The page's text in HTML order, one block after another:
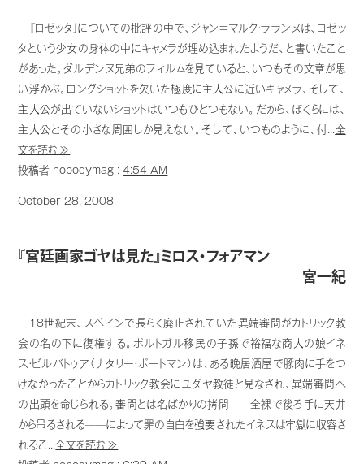
『ロゼッタ』についての批評の中で、ジャン＝マルク・ラランヌは、ロゼッ
タという少女の身体の中にキャメラが埋め込まれたようだ、と書いたこと
があった。ダルデンヌ兄弟のフィルムを見ていると、いつもその文章が思
い浮かぶ。ロングショットを欠いた極度に主人公に近いキャメラ、そして、
主人公が出ていないショットはいつもひとつもない。だから、ぼくらには、
主人公とその小さな周囲しか見えない。そして、いつものように、付... 全
文を読む ≫
投稿者 nobodymag :4:54 AM
October 28, 2008
『宮廷画家ゴヤは見た』ミロス・フォアマン
宮一紀
18世紀末、スペインで長らく廃止されていた異端審問がカトリック教
会の名の下に復権する。ポルトガル移民の子孫で裕福な商人の娘イネ
ス・ビルバトゥア（ナタリー・ポートマン）は、ある晩居酒屋で豚肉に手をつ
けなかったことからカトリック教会にユダヤ教徒と見なされ、異端審問へ
の出頭を命じられる。審問とは名ばかりの拷問——全裸で後ろ手に天井
から吊るされる——によって罪の自白を強要されたイネスは牢獄に収容さ
れるこ...全文を読む ≫